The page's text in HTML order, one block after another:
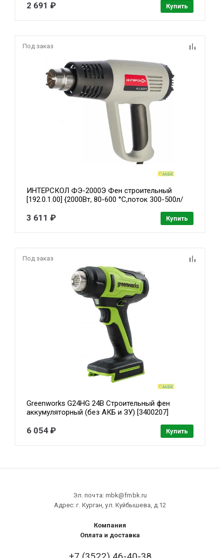
2 691 ₽ Купить
Под заказ
ИНТЕРСКОЛ ФЭ-2000Э Фен строительный
[192.0.1.00] {2000Вт, 80-600 °С,поток 300-500л/
3 611 ₽ Купить
Под заказ
Greenworks G24HG 24В Строительный фен
аккумуляторный (без АКБ и ЗУ) [3400207]
6 054 ₽ Купить
Эл. почта: mbk@fmbk.ru
Адрес: г. Курган, ул. Куйбышева, д.12
Компания
Оплата и доставка